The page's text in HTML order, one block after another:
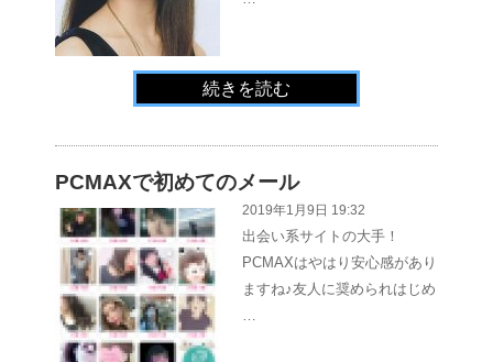
続きを読む
PCMAXで初めてのメール
2019年1月9日 19:32
出会い系サイトの大手！
PCMAXはやはり安心感があり
ますね♪友人に奨められはじめ